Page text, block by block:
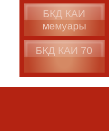
БКД КАИ
мемуары
БКД КАИ 70